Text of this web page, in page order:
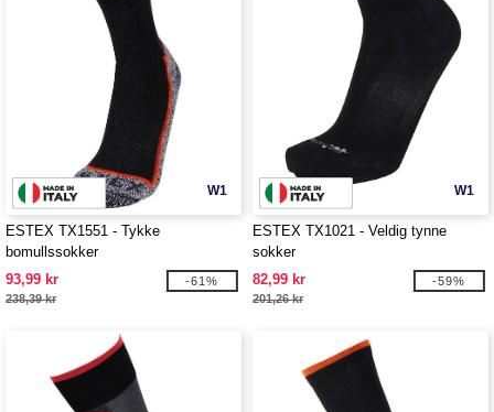
W1
ESTEX TX1551 - Tykke
bomullssokker
93,99 kr
238,39 kr
-61%
W1
ESTEX TX1021 - Veldig tynne
sokker
82,99 kr
201,26 kr
-59%